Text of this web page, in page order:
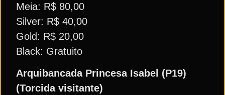
Meia: R$ 80,00
Silver: R$ 40,00
Gold: R$ 20,00
Black: Gratuito
Arquibancada Princesa Isabel (P19)
(Torcida visitante)